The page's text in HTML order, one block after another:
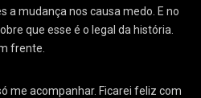
a mudança nos causa medo. E no
que esse é o legal da história.
frente.
me acompanhar. Ficarei feliz com